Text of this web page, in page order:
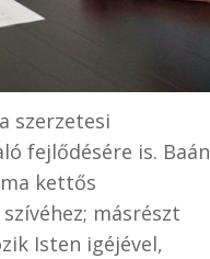
szerzetesi
fejlődésére is. Baán
kettős
másrészt
Isten igéjével,